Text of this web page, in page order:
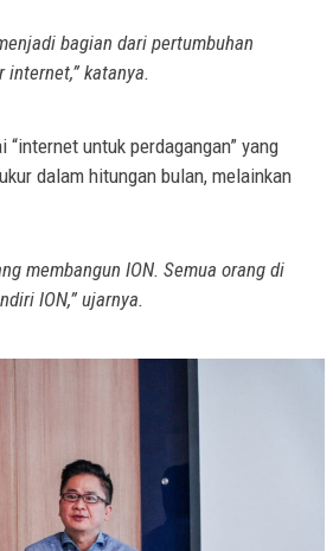
bagian dari pertumbuhan
katanya.
“internet untuk perdagangan” yang
dalam hitungan bulan, melainkan
membangun ION. Semua orang di
ION,” ujarnya.